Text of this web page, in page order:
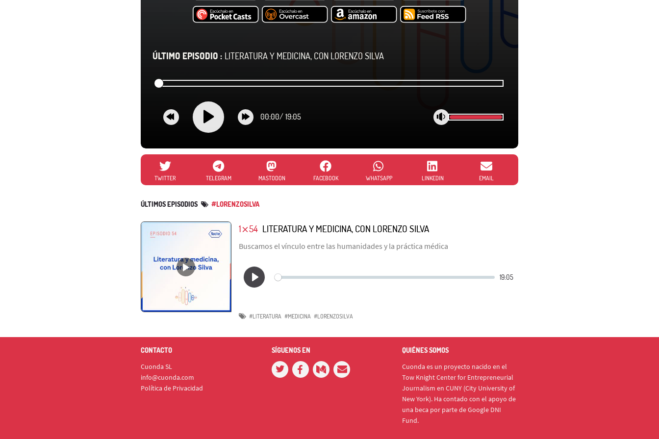
ÚLTIMO EPISODIO : LITERATURA Y MEDICINA, CON LORENZO SILVA
00:00/ 19:05
TWITTER TELEGRAM MASTODON FACEBOOK WHATSAPP LINKEDIN EMAIL
ÚLTIMOS EPISODIOS #LORENZOSILVA
1⨯54 LITERATURA Y MEDICINA, CON LORENZO SILVA
Buscamos el vínculo entre las humanidades y la práctica médica
#LITERATURA #MEDICINA #LORENZOSILVA
CONTACTO
Cuonda SL
info@cuonda.com
Política de Privacidad
SÍGUENOS EN QUIÉNES SOMOS
Cuonda es un proyecto nacido en el
Tow Knight Center for Entrepreneurial
Journalism en CUNY (City University of
New York). Ha contado con el apoyo de
una beca por parte de Google DNI
Fund.